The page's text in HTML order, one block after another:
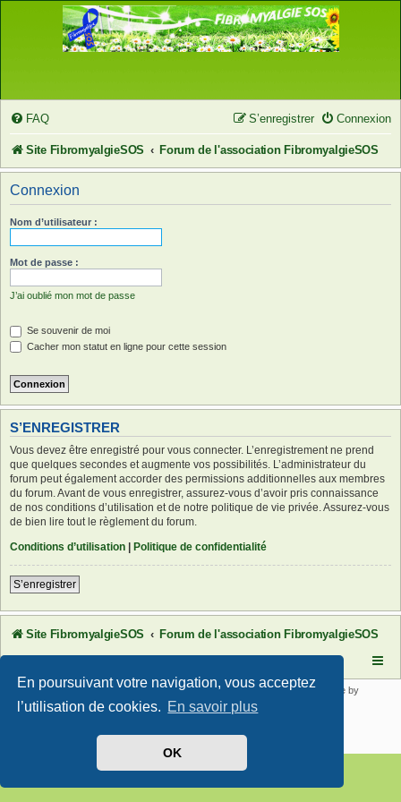
En poursuivant votre navigation, vous acceptez
l’utilisation de cookies. En savoir plus
OK
FAQ Connexion
S’enregistrer
Site FibromyalgieSOS Forum de l'association FibromyalgieSOS
Connexion
Nom d’utilisateur :
Mot de passe :
J’ai oublié mon mot de passe
Se souvenir de moi
Cacher mon statut en ligne pour cette session
S’ENREGISTRER
Vous devez être enregistré pour vous connecter. L’enregistrement ne prend
que quelques secondes et augmente vos possibilités. L’administrateur du
forum peut également accorder des permissions additionnelles aux membres
du forum. Avant de vous enregistrer, assurez-vous d’avoir pris connaissance
de nos conditions d’utilisation et de notre politique de vie privée. Assurez-vous
de bien lire tout le règlement du forum.
Conditions d’utilisation
Politique de confidentialité
S’enregistrer
Site FibromyalgieSOS Forum de l'association FibromyalgieSOS
Développé parphpBB® Forum Software © phpBB Limited | SE Square by
PhpBB3 BBCodes
Confidentialité|Conditions